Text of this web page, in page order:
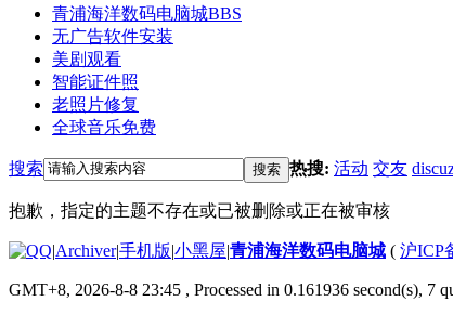
青浦海洋数码电脑城BBS
无广告软件安装
美剧观看
智能证件照
老照片修复
全球音乐免费
搜索 搜索 热搜: 活动 交友
抱歉，指定的主题不存在或已被删除或正在被审核
|Archiver|手机版|小黑屋|青浦海洋数码电脑城 ( 沪ICP
GMT+8, 2026-8-8 23:45 , Processed in 0.161936 second(s), 7